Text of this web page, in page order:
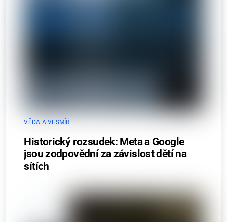
VĚDA A VESMÍR
Historický rozsudek: Meta a Google
jsou zodpovědní za závislost dětí na
sítích